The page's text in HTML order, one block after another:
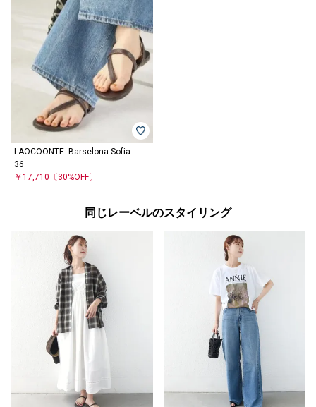
LAOCOONTE: Barselona Sofia
36
￥17,710 〔30%OFF〕
同じレーベルのスタイリング